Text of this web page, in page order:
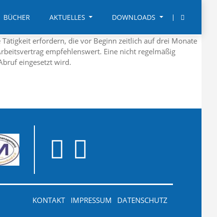
BÜCHER AKTUELLES DOWNLOADS
erfordern, die vor Beginn zeitlich auf drei Monate
empfehlenswert. Eine nicht regelmäßig
eingesetzt wird.
KONTAKT IMPRESSUM DATENSCHUTZ